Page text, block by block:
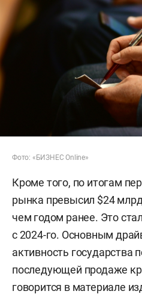
Фото: «БИЗНЕС Online»
Кроме того, по итогам
рынка превысил $24
чем годом ранее. Это
с 2024-го. Основным
активность государства
последующей продаже
говорится в материале